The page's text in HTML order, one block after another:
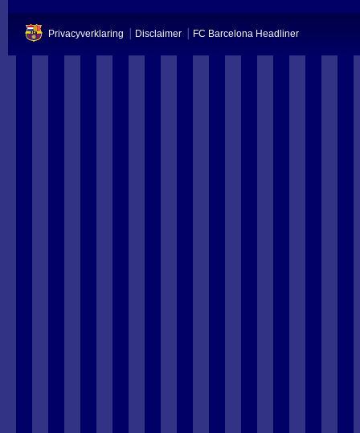
Privacyverklaring Disclaimer FC Barcelona Headliner